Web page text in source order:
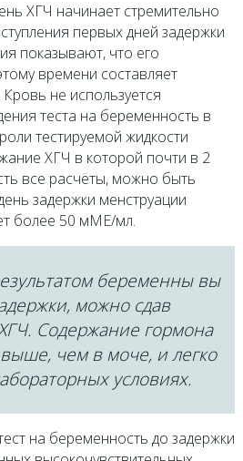
ХГЧ начинает стремительно
первых дней задержки
показывают, что его
времени составляет
не используется
теста на беременность в
тестируемой жидкости
ХГЧ в которой почти в 2
все расчёты, можно быть
задержки менструации
более 50 мМЕ/мл.
беременны вы
можно сдав
Содержание гормона
чем в моче, и легко
условиях.